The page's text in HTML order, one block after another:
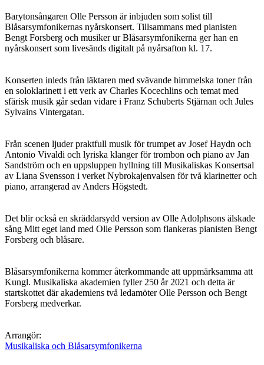
Barytonsångaren Olle Persson är inbjuden som solist till
Blåsarsymfonikernas nyårskonsert. Tillsammans med pianisten
Bengt Forsberg och musiker ur Blåsarsymfonikerna ger han en
nyårskonsert som livesänds digitalt på nyårsafton kl. 17.
Konserten inleds från läktaren med svävande himmelska toner från
en soloklarinett i ett verk av Charles Kocechlins och temat med
sfärisk musik går sedan vidare i Franz Schuberts Stjärnan och Jules
Sylvains Vintergatan.
Från scenen ljuder praktfull musik för trumpet av Josef Haydn och
Antonio Vivaldi och lyriska klanger för trombon och piano av Jan
Sandström och en uppsluppen hyllning till Musikaliskas Konsertsal
av Liana Svensson i verket Nybrokajenvalsen för två klarinetter och
piano, arrangerad av Anders Högstedt.
Det blir också en skräddarsydd version av Olle Adolphsons älskade
sång Mitt eget land med Olle Persson som flankeras pianisten Bengt
Forsberg och blåsare.
Blåsarsymfonikerna kommer återkommande att uppmärksamma att
Kungl. Musikaliska akademien fyller 250 år 2021 och detta är
startskottet där akademiens två ledamöter Olle Persson och Bengt
Forsberg medverkar.
Arrangör:
Musikaliska och Blåsarsymfonikerna